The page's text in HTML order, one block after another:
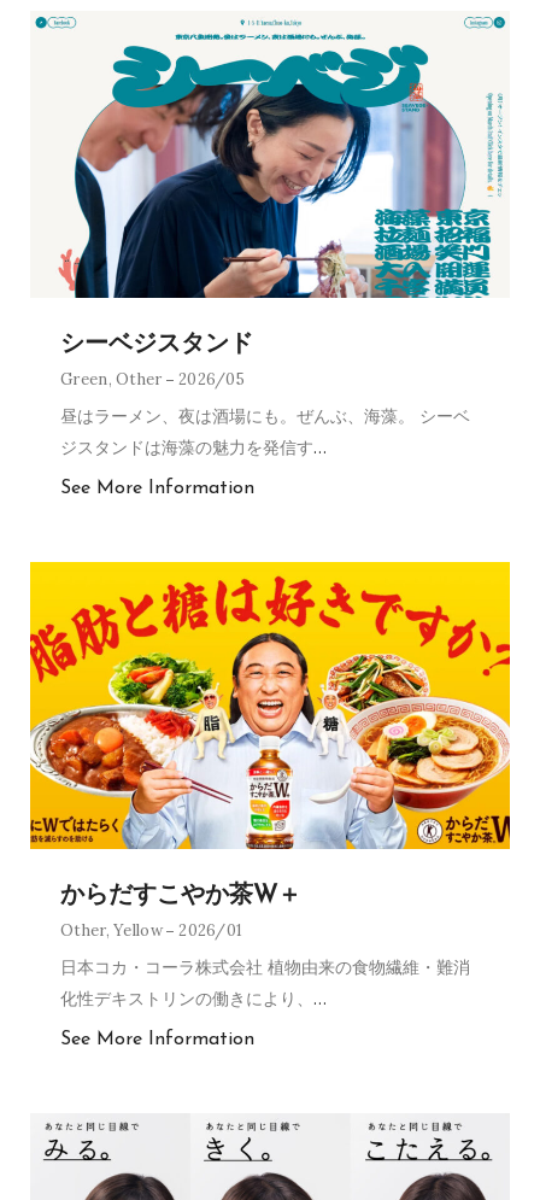
シーベジスタンド
Green,Other 2026/05
昼はラーメン、夜は酒場にも。ぜんぶ、海藻。 シーベ
ジスタンドは海藻の魅力を発信す…
See More Information
からだすこやか茶W＋
Other,Yellow 2026/01
日本コカ・コーラ株式会社 植物由来の食物繊維・難消
化性デキストリンの働きにより、 …
See More Information